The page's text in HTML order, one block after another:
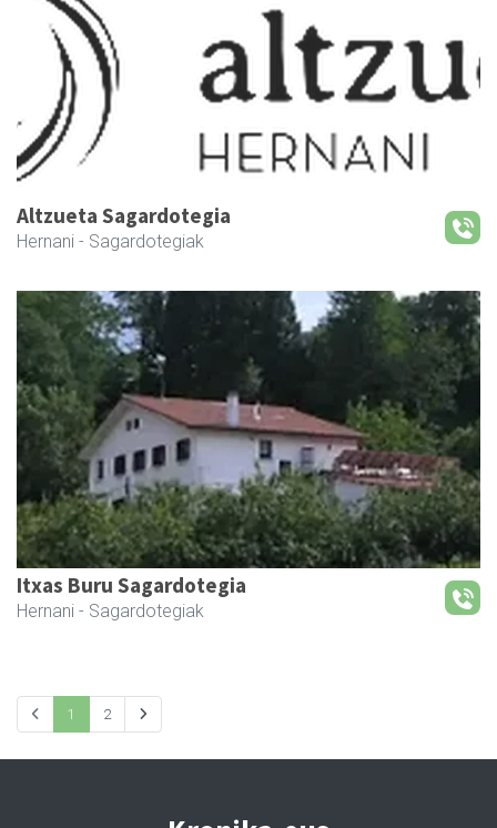
Altzueta Sagardotegia
Hernani - Sagardotegiak
Itxas Buru Sagardotegia
Hernani - Sagardotegiak
1 2